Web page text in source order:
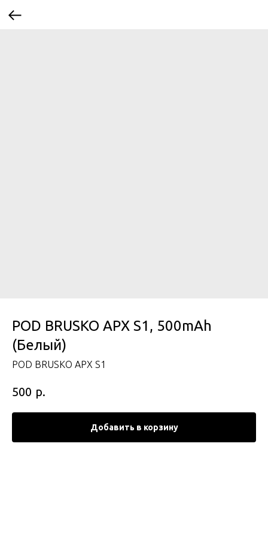
POD BRUSKO APX S1, 500mAh
(Белый)
POD BRUSKO APX S1
500 р.
Добавить в корзину